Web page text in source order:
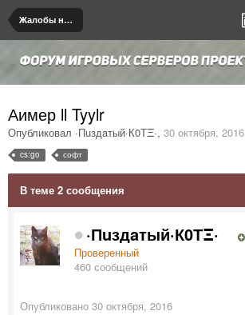
Жалобы на игроков/админов
Аимер ll Tyylr
Опубликовал ·Пuздaтый·К0ТΞ·, 30 октября, 2016
cs:go софт
В теме 2 сообщения
·Пuздaтый·К0ТΞ·
Проверенный
460 сообщений
Опубликовано 30 октября, 2016